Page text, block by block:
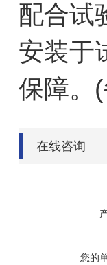
配合试
安装于
保障。
在线咨询
您的